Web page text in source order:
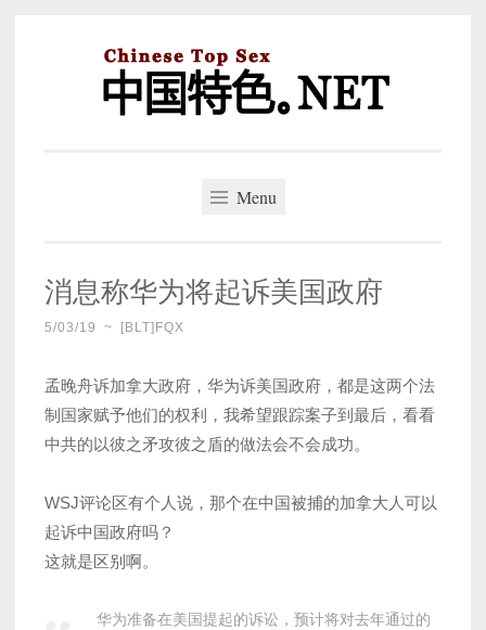
Menu
消息称华为将起诉美国政府
5/03/19 ~ [BLT]FQX
孟晚舟诉加拿大政府，华为诉美国政府，都是这两个法
制国家赋予他们的权利，我希望跟踪案子到最后，看看
中共的以彼之矛攻彼之盾的做法会不会成功。
WSJ评论区有个人说，那个在中国被捕的加拿大人可以
起诉中国政府吗？
这就是区别啊。
华为准备在美国提起的诉讼，预计将对去年通过的